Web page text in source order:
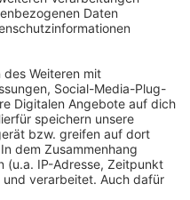
gemacht. Sie wollte
ein elfseitiges
erreicht, aber eben
gesehen haben."
aus, dass vor allem
den Kontakt mit der
Politiker sich aktiv im